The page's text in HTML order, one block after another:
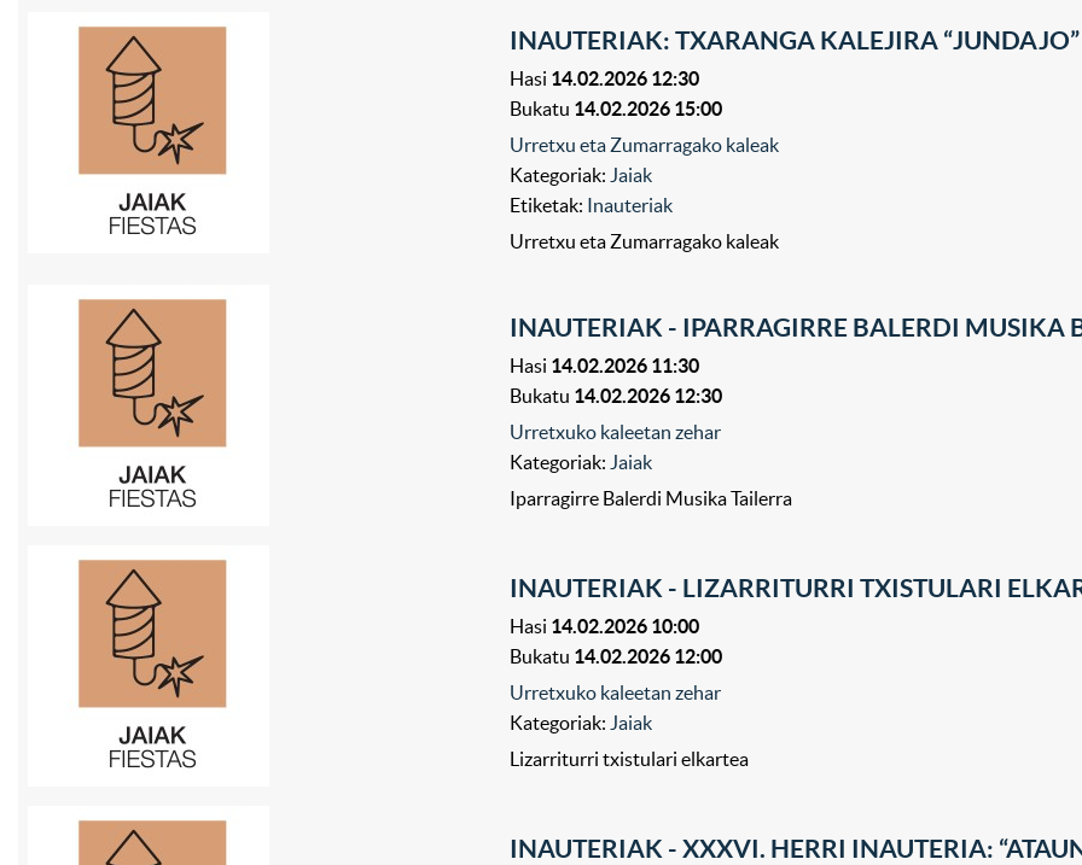
INAUTERIAK: TXARANGA KALEJIRA “JUNDAJO”
Hasi 14.02.2026 12:30
Bukatu 14.02.2026 15:00
Urretxu eta Zumarragako kaleak
Kategoriak: Jaiak
Etiketak: Inauteriak
Urretxu eta Zumarragako kaleak
INAUTERIAK - IPARRAGIRRE BALERDI MUSIKA
Hasi 14.02.2026 11:30
Bukatu 14.02.2026 12:30
Urretxuko kaleetan zehar
Kategoriak: Jaiak
Iparragirre Balerdi Musika Tailerra
INAUTERIAK - LIZARRITURRI TXISTULARI
Hasi 14.02.2026 10:00
Bukatu 14.02.2026 12:00
Urretxuko kaleetan zehar
Kategoriak: Jaiak
Lizarriturri txistulari elkartea
INAUTERIAK - XXXVI. HERRI INAUTERIA: